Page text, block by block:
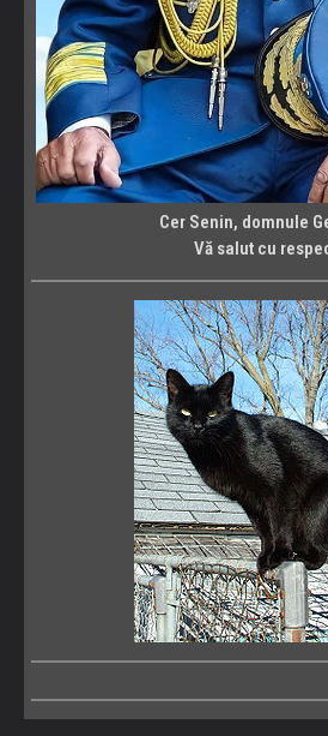
Cer Senin, domnule
Vă salut cu